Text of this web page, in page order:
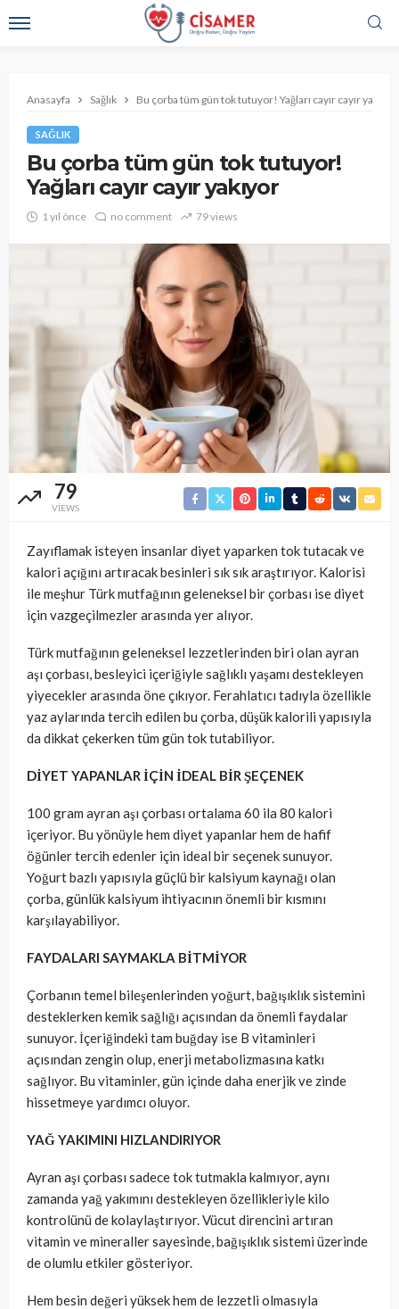
Anasayfa Sağlık Bu çorba tüm gün tok tutuyor! Yağları cayır cayır yakıyor
SAĞLIK
Bu çorba tüm gün tok tutuyor!
Yağları cayır cayır yakıyor
1 yıl önce no comment 79 views
79
VIEWS
Zayıflamak isteyen insanlar diyet yaparken tok tutacak ve
kalori açığını artıracak besinleri sık sık araştırıyor. Kalorisi
ile meşhur Türk mutfağının geleneksel bir çorbası ise diyet
için vazgeçilmezler arasında yer alıyor.
Türk mutfağının geleneksel lezzetlerinden biri olan ayran
aşı çorbası, besleyici içeriğiyle sağlıklı yaşamı destekleyen
yiyecekler arasında öne çıkıyor. Ferahlatıcı tadıyla özellikle
yaz aylarında tercih edilen bu çorba, düşük kalorili yapısıyla
da dikkat çekerken tüm gün tok tutabiliyor.
DİYET YAPANLAR İÇİN İDEAL BİR ŞEÇENEK
100 gram ayran aşı çorbası ortalama 60 ila 80 kalori
içeriyor. Bu yönüyle hem diyet yapanlar hem de hafif
öğünler tercih edenler için ideal bir seçenek sunuyor.
Yoğurt bazlı yapısıyla güçlü bir kalsiyum kaynağı olan
çorba, günlük kalsiyum ihtiyacının önemli bir kısmını
karşılayabiliyor.
FAYDALARI SAYMAKLA BİTMİYOR
Çorbanın temel bileşenlerinden yoğurt, bağışıklık sistemini
desteklerken kemik sağlığı açısından da önemli faydalar
sunuyor. İçeriğindeki tam buğday ise B vitaminleri
açısından zengin olup, enerji metabolizmasına katkı
sağlıyor. Bu vitaminler, gün içinde daha enerjik ve zinde
hissetmeye yardımcı oluyor.
YAĞ YAKIMINI HIZLANDIRIYOR
Ayran aşı çorbası sadece tok tutmakla kalmıyor, aynı
zamanda yağ yakımını destekleyen özellikleriyle kilo
kontrolünü de kolaylaştırıyor. Vücut direncini artıran
vitamin ve mineraller sayesinde, bağışıklık sistemi üzerinde
de olumlu etkiler gösteriyor.
Hem besin değeri yüksek hem de lezzetli olmasıyla